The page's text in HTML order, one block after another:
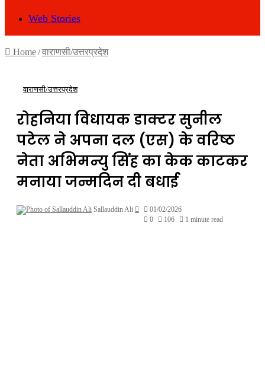
Web Stories
Home/वाराणसी/उत्तरप्रदेश
वाराणसी/उत्तरप्रदेश
रोहनिया विधायक डाक्टर सुनील
पटेल ने अपना दल (एस) के वरिष्ठ
नेता अभिमन्यु सिंह का केक काटकर
मनाया जन्मदिन दी बधाई
Sallauddin Ali
Send
an
01/02/2026
0
106 1 minute read